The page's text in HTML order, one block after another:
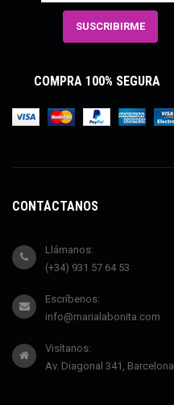
COMPRA 100% SEGURA
CONTÁCTANOS
Llámanos:
(+34) 931 57 64 53
Escríbenos:
info@marialabonita.com
Visítanos:
Av. Diagonal 341, Barcelona